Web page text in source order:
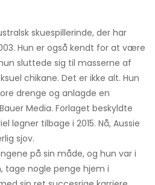
skuespillerinde, der har
Hun er også kendt for at være
sluttede sig til masserne af
chikane. Det er ikke alt. Hun
drenge og anlagde en
Media. Forlaget beskyldte
løgner tilbage i 2015. Nå, Aussie
sjov.
på sin måde, og hun var i
tage nogle penge hjem i